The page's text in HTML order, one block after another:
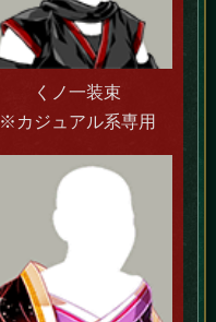
くノ一装束
※カジュアル系専用